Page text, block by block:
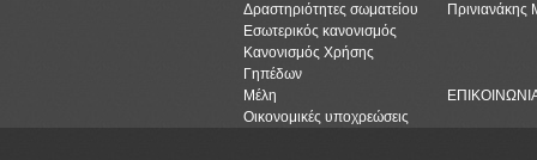
Δραστηριότητες σωματείου
Εσωτερικός κανονισμός
Κανονισμός Χρήσης
Γηπέδων
Μέλη
Οικονομικές υποχρεώσεις
Πρινιανάκης